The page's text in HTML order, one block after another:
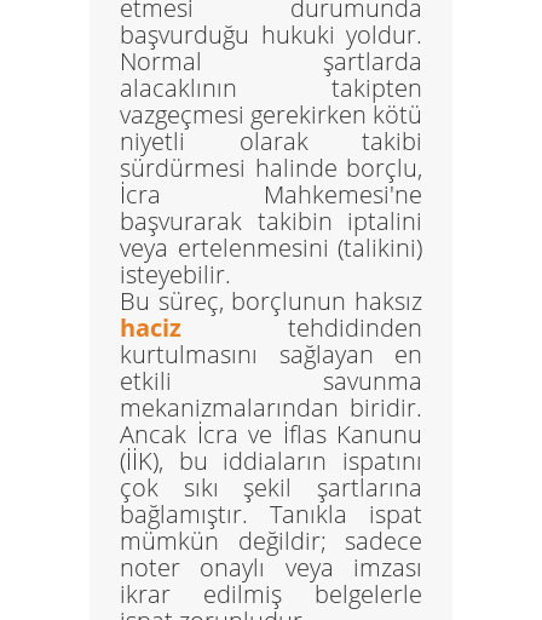
etmesi durumunda
başvurduğu hukuki yoldur.
Normal şartlarda
alacaklının takipten
vazgeçmesi gerekirken kötü
niyetli olarak takibi
sürdürmesi halinde borçlu,
İcra Mahkemesi'ne
başvurarak takibin iptalini
veya ertelenmesini (talikini)
isteyebilir.
Bu süreç, borçlunun haksız
haciz tehdidinden
kurtulmasını sağlayan en
etkili savunma
mekanizmalarından biridir.
Ancak İcra ve İflas Kanunu
(İİK), bu iddiaların ispatını
çok sıkı şekil şartlarına
bağlamıştır. Tanıkla ispat
mümkün değildir; sadece
noter onaylı veya imzası
ikrar edilmiş belgelerle